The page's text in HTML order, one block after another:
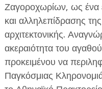
Ζαγοροχωρίων, ως ένα
και αλληλεπίδρασης
αρχιτεκτονικής.
ακεραιότητα του
προκειμένου να
Παγκόσμιας